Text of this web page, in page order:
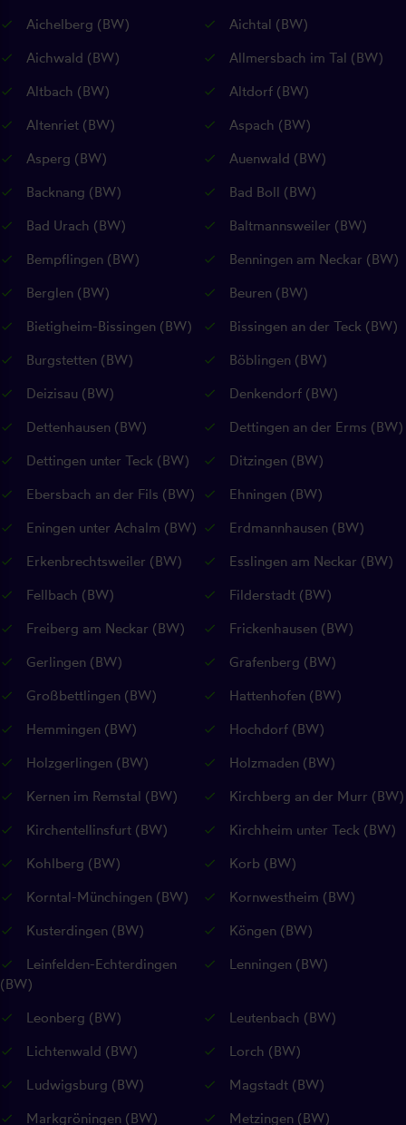
Aichelberg (BW)
Aichtal (BW)
Aichwald (BW)
Allmersbach im Tal (BW)
Altbach (BW)
Altdorf (BW)
Altenriet (BW)
Aspach (BW)
Asperg (BW)
Auenwald (BW)
Backnang (BW)
Bad Boll (BW)
Bad Urach (BW)
Baltmannsweiler (BW)
Bempflingen (BW)
Benningen am Neckar (BW)
Berglen (BW)
Beuren (BW)
Bietigheim-Bissingen (BW)
Bissingen an der Teck (BW)
Burgstetten (BW)
Böblingen (BW)
Deizisau (BW)
Denkendorf (BW)
Dettenhausen (BW)
Dettingen an der Erms (BW)
Dettingen unter Teck (BW)
Ditzingen (BW)
Ebersbach an der Fils (BW)
Ehningen (BW)
Eningen unter Achalm (BW)
Erdmannhausen (BW)
Erkenbrechtsweiler (BW)
Esslingen am Neckar (BW)
Fellbach (BW)
Filderstadt (BW)
Freiberg am Neckar (BW)
Frickenhausen (BW)
Gerlingen (BW)
Grafenberg (BW)
Großbettlingen (BW)
Hattenhofen (BW)
Hemmingen (BW)
Hochdorf (BW)
Holzgerlingen (BW)
Holzmaden (BW)
Kernen im Remstal (BW)
Kirchberg an der Murr (BW)
Kirchentellinsfurt (BW)
Kirchheim unter Teck (BW)
Kohlberg (BW)
Korb (BW)
Korntal-Münchingen (BW)
Kornwestheim (BW)
Kusterdingen (BW)
Köngen (BW)
Leinfelden-Echterdingen
(BW)
Lenningen (BW)
Leonberg (BW)
Leutenbach (BW)
Lichtenwald (BW)
Lorch (BW)
Ludwigsburg (BW)
Magstadt (BW)
Markgröningen (BW)
Metzingen (BW)